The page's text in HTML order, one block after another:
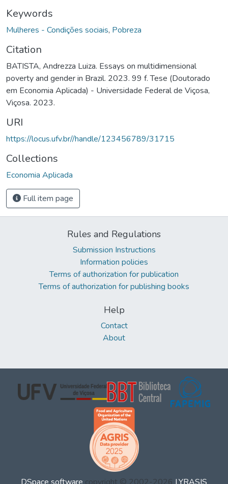
Keywords
Mulheres - Condições sociais, Pobreza
Citation
BATISTA, Andrezza Luiza. Essays on multidimensional
poverty and gender in Brazil. 2023. 99 f. Tese (Doutorado
em Economia Aplicada) - Universidade Federal de Viçosa,
Viçosa. 2023.
URI
https://locus.ufv.br//handle/123456789/31715
Collections
Economia Aplicada
Full item page
Rules and Regulations
Submission Instructions
Information policies
Terms of authorization for publication
Terms of authorization for publishing books
Help
Contact
About
DSpace software copyright © 2002-2026 LYRASIS